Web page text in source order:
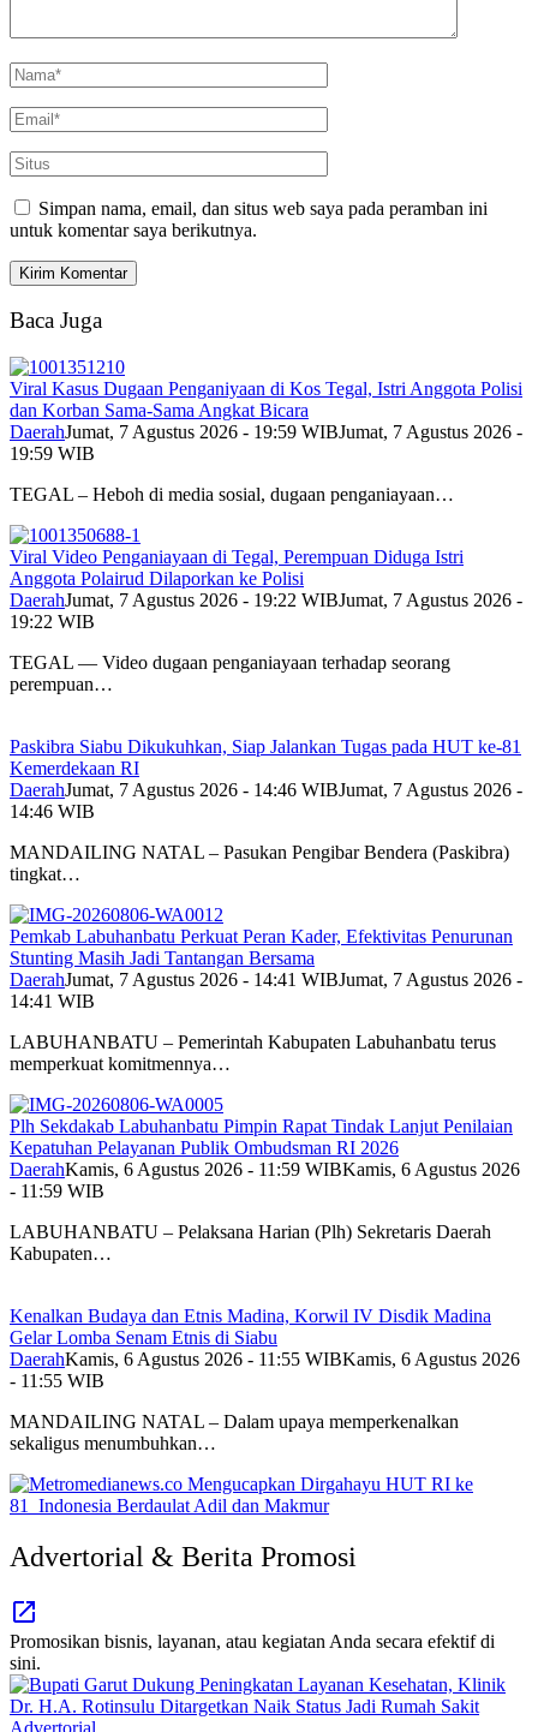
Simpan nama, email, dan situs web saya pada peramban ini
untuk komentar saya berikutnya.
Baca Juga
Viral Kasus Dugaan Penganiyaan di Kos Tegal, Istri Anggota Polisi
dan Korban Sama-Sama Angkat Bicara
DaerahJumat, 7 Agustus 2026 - 19:59 WIBJumat, 7 Agustus 2026 -
19:59 WIB
TEGAL – Heboh di media sosial, dugaan penganiayaan…
Viral Video Penganiayaan di Tegal, Perempuan Diduga Istri
Anggota Polairud Dilaporkan ke Polisi
DaerahJumat, 7 Agustus 2026 - 19:22 WIBJumat, 7 Agustus 2026 -
19:22 WIB
TEGAL — Video dugaan penganiayaan terhadap seorang
perempuan…
Paskibra Siabu Dikukuhkan, Siap Jalankan Tugas pada HUT ke-81
Kemerdekaan RI
DaerahJumat, 7 Agustus 2026 - 14:46 WIBJumat, 7 Agustus 2026 -
14:46 WIB
MANDAILING NATAL – Pasukan Pengibar Bendera (Paskibra)
tingkat…
Pemkab Labuhanbatu Perkuat Peran Kader, Efektivitas Penurunan
Stunting Masih Jadi Tantangan Bersama
DaerahJumat, 7 Agustus 2026 - 14:41 WIBJumat, 7 Agustus 2026 -
14:41 WIB
LABUHANBATU – Pemerintah Kabupaten Labuhanbatu terus
memperkuat komitmennya…
Plh Sekdakab Labuhanbatu Pimpin Rapat Tindak Lanjut Penilaian
Kepatuhan Pelayanan Publik Ombudsman RI 2026
DaerahKamis, 6 Agustus 2026 - 11:59 WIBKamis, 6 Agustus 2026
- 11:59 WIB
LABUHANBATU – Pelaksana Harian (Plh) Sekretaris Daerah
Kabupaten…
Kenalkan Budaya dan Etnis Madina, Korwil IV Disdik Madina
Gelar Lomba Senam Etnis di Siabu
DaerahKamis, 6 Agustus 2026 - 11:55 WIBKamis, 6 Agustus 2026
- 11:55 WIB
MANDAILING NATAL – Dalam upaya memperkenalkan
sekaligus menumbuhkan…
Advertorial & Berita Promosi
Promosikan bisnis, layanan, atau kegiatan Anda secara efektif di
sini.
Advertorial